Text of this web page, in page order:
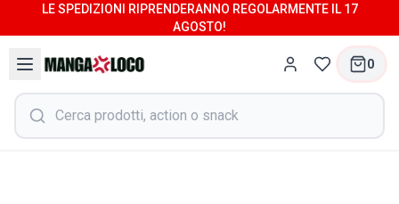
LE SPEDIZIONI RIPRENDERANNO REGOLARMENTE IL 17
AGOSTO!
0